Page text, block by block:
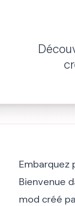
Embarquez
Bienvenue
mod créé